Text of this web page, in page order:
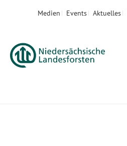
Medien Events Aktuelles